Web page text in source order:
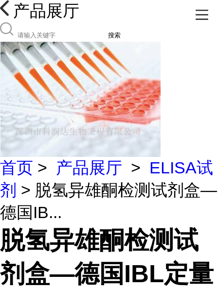
产品展厅
搜索
首页 > 产品展厅 > ELISA试
剂 > 脱氢异雄酮检测试剂盒—
德国IB...
脱氢异雄酮检测试
剂盒—德国IBL定量